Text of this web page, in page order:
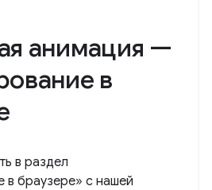
анимация —
в
в раздел
в браузере» с нашей